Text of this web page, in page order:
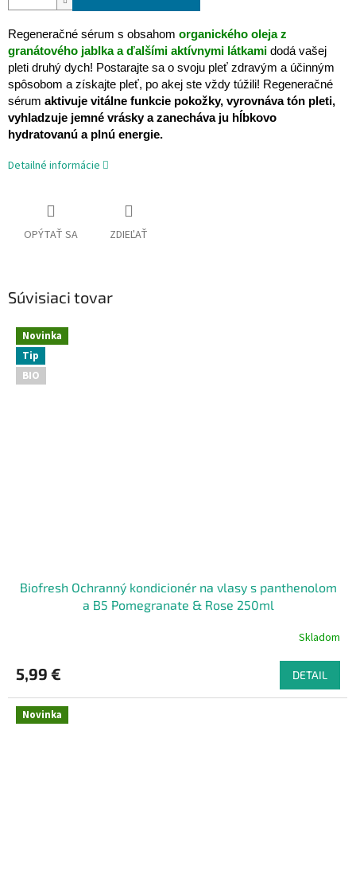
Regeneračné sérum s obsahom organického oleja z
granátového jablka a ďalšími aktívnymi látkami dodá vašej
pleti druhý dych! Postarajte sa o svoju pleť zdravým a účinným
spôsobom a získajte pleť, po akej ste vždy túžili! Regeneračné
sérum aktivuje vitálne funkcie pokožky, vyrovnáva tón pleti,
vyhladzuje jemné vrásky a zanecháva ju hĺbkovo
hydratovanú a plnú energie.
Detailné informácie
OPÝTAŤ SA ZDIEĽAŤ
Súvisiaci tovar
Novinka
Tip
BIO
Biofresh Ochranný kondicionér na vlasy s panthenolom
a B5 Pomegranate & Rose 250ml
Skladom
5,99 € DETAIL
Novinka